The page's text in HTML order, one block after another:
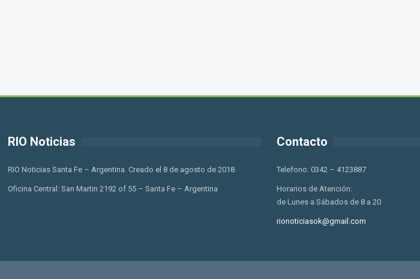
RIO Noticias
RIO Noticias Santa Fe – Argentina. Creado el 8 de agosto de 2018.
Oficina Central: San Martin 2192 of 55 – Santa Fe – Argentina
Contacto
Telefono: 0342 – 4123887
Horarios de Atención:
de Lunes a Sábados de 8 a 20
rionoticiasok@gmail.com